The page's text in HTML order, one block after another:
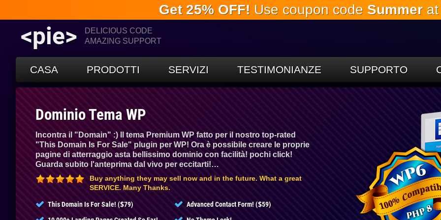
Salta al
contenuto
Get 25% OFF! Use coupon code Summerat
<pie>
DELICIOUS CODE
AMAZING SUPPORT
CASA PRODOTTI SERVIZI TESTIMONIANZE SUPPORTO
Benvenuto!
Dominio Tema WP
Incontra il "Domain" :) Il tema Premium WP fatto per il nostro top-rated
"This Domain Is For Sale" plugin per WP! Ora è possibile creare le proprie
pagine di atterraggio asta bellissimo dominio con facilità! pochi click!
Guarda subito l'anteprima dal vivo per eccitarti!…
Buy anything they may sell now and in the future. What a great
SERVICE. Many Thanks.
This Domain Is For Sale! ($79) Advanced Contact Form! ($59)